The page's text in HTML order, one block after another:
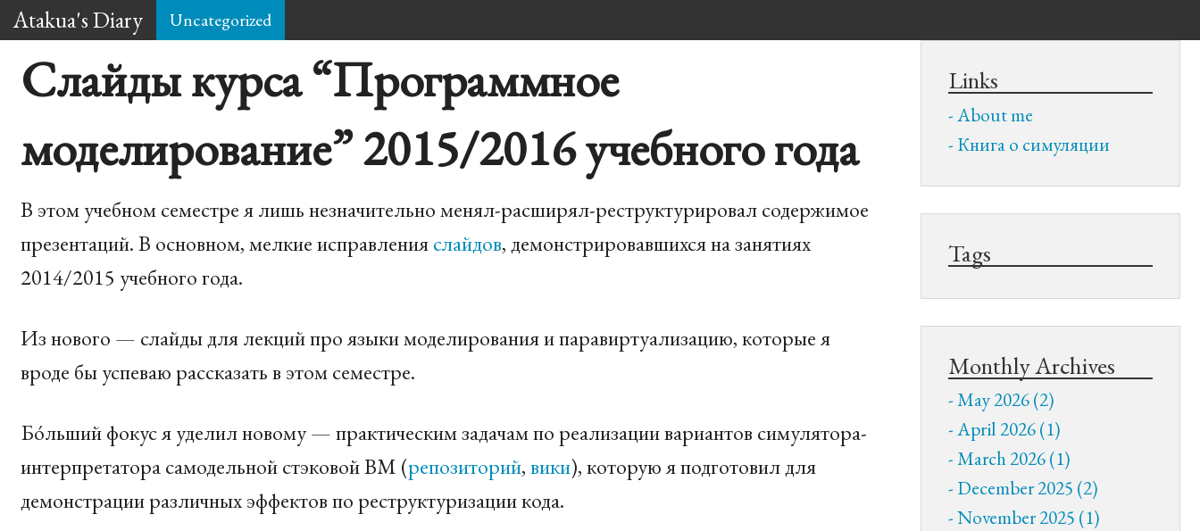
Atakua's Diary Uncategorized
Слайды курса “Программное
моделирование” 2015/2016 учебного года
В этом учебном семестре я лишь незначительно менял-расширял-реструктурировал содержимое
презентаций. В основном, мелкие исправленияслайдов, демонстрировавшихся на занятиях
2014/2015 учебного года.
Из нового — слайды для лекций про языки моделирования и паравиртуализацию, которые я
вроде бы успеваю рассказать в этом семестре.
Бóльший фокус я уделил новому — практическим задачам по реализации вариантов симулятора-
интерпретатора самодельной стэковой ВМ (репозиторий,вики), которую я подготовил для
демонстрации различных эффектов по реструктуризации кода.
Links
About me
Книга о симуляции
Tags
Monthly Archives
May 2026 (2)
April 2026 (1)
March 2026 (1)
December 2025 (2)
November 2025 (1)